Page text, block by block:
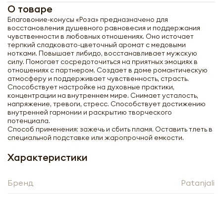
О товаре
Благовоние-конусы «Роза» предназначено для
восстановления душевного равновесия и поддержания
чувственности в любовных отношениях. Оно источает
терпкий сладковато-цветочный аромат с медовыми
нотками. Повышает либидо, восстанавливает мужскую
силу. Помогает сосредоточиться на приятных эмоциях в
отношениях с партнером. Создает в доме романтическую
атмосферу и поддерживает чувственность, страсть.
Способствует настройке на духовные практики,
концентрации на внутреннем мире. Снимает усталость,
напряжение, тревоги, стресс. Способствует достижению
внутренней гармонии и раскрытию творческого
потенциала.
Способ применения: зажечь и сбить пламя. Оставить тлеть в
специальной подставке или жаропрочной емкости.
Характеристики
Бренд Patanjali